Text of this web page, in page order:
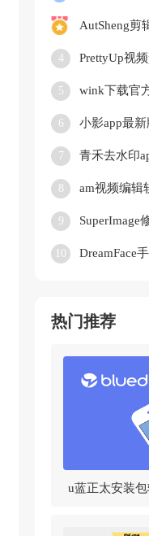
AutSheng剪
4
PrettyUp视
5 wink下载官
6 小影app最
7
青禾去水印
8
am视频编辑
9
SuperImage
10
DreamFace
热门推荐
u蓝正太安装